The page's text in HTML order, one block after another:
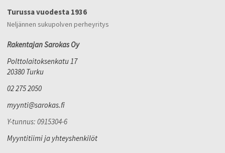
Turussa vuodesta 1936
Neljännen sukupolven perheyritys
Rakentajan Sarokas Oy
Polttolaitoksenkatu 17
20380 Turku
02 275 2050
myynti@sarokas.fi
Y-tunnus: 0915304-6
Myyntitiimi ja yhteyshenkilöt